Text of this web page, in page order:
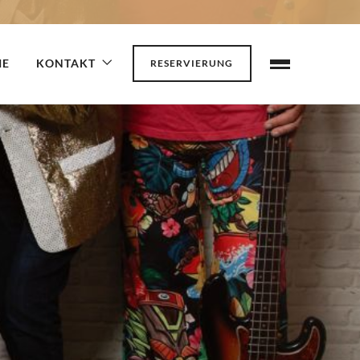
RESERVIERUNG
KONTAKT